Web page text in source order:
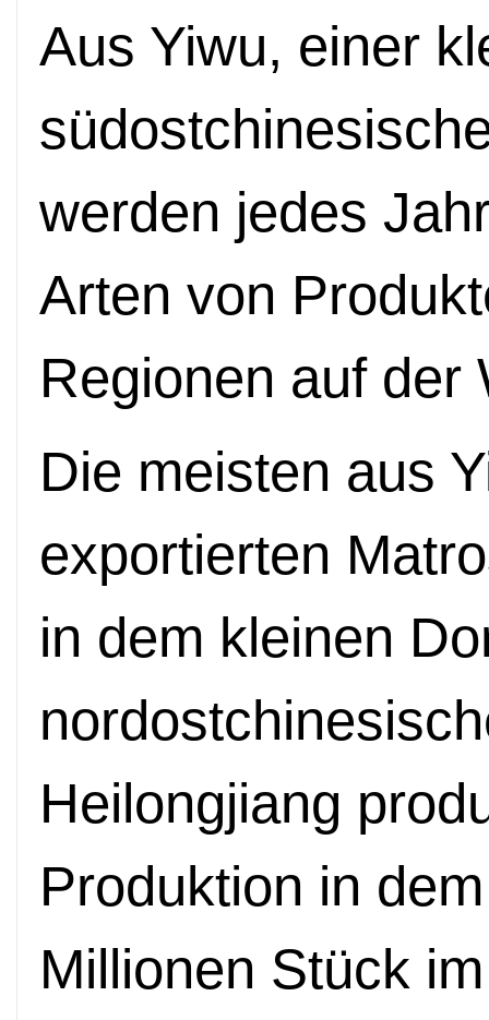
Aus Yiwu, einer
werden jedes
Arten von
Regionen auf der
Die meisten aus
exportierten
in dem kleinen
Heilongjiang
Produktion in
Millionen Stück